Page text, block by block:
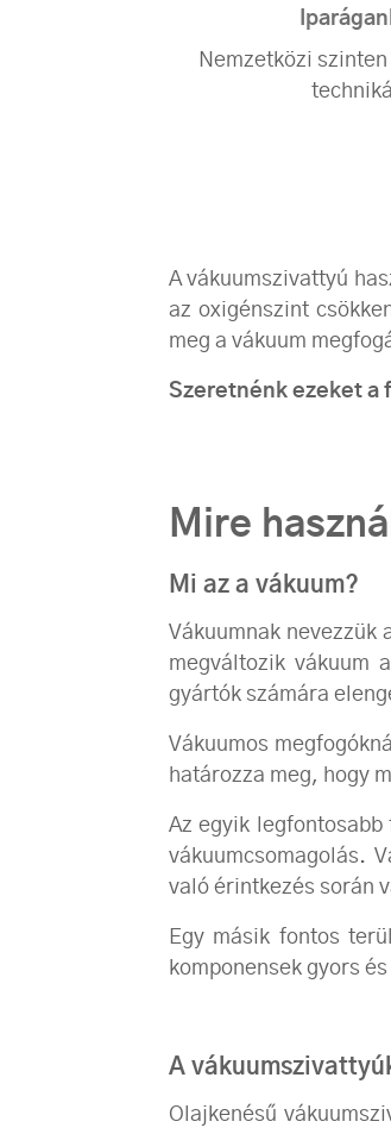
Nemzetközi
A vákuumszivattyú
az oxigénszint
meg a vákuum
Szeretnénk ezeket a
Mire
Mi az a vákuum?
Vákuumnak
megváltozik vákuum
gyártók számára
Vákuumos
határozza meg, hogy
Az egyik
vákuumcsomagolás.
való érintkezés során
Egy másik fontos
komponensek gyors
A
Olajkenésű